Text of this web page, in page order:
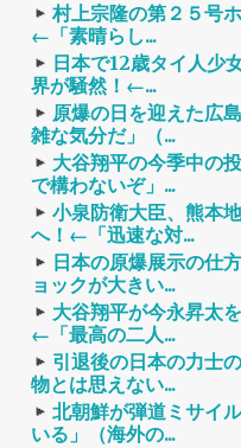
村上宗隆の第２５号
←「素晴らし...
日本で12歳タイ人少
界が騒然！←...
原爆の日を迎えた広
雑な気分だ」（...
大谷翔平の今季中の
で構わないぞ」...
小泉防衛大臣、熊本
へ！←「迅速な対...
日本の原爆展示の仕
ョックが大きい...
大谷翔平が今永昇太
←「最高の二人...
引退後の日本の力士
物とは思えない...
北朝鮮が弾道ミサイ
いる」（海外の...